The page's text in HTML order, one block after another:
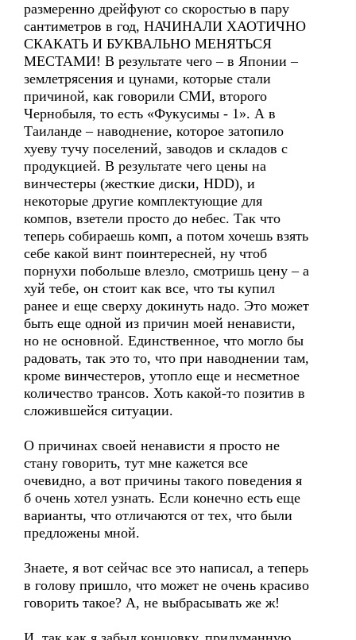
размеренно дрейфуют со скоростью в пару
сантиметров в год, НАЧИНАЛИ ХАОТИЧНО
СКАКАТЬ И БУКВАЛЬНО МЕНЯТЬСЯ
МЕСТАМИ! В результате чего – в Японии –
землетрясения и цунами, которые стали
причиной, как говорили СМИ, второго
Чернобыля, то есть «Фукусимы - 1». А в
Таиланде – наводнение, которое затопило
хуеву тучу поселений, заводов и складов с
продукцией. В результате чего цены на
винчестеры (жесткие диски, HDD), и
некоторые другие комплектующие для
компов, взетели просто до небес. Так что
теперь собираешь комп, а потом хочешь взять
себе какой винт поинтересней, ну чтоб
порнухи побольше влезло, смотришь цену – а
хуй тебе, он стоит как все, что ты купил
ранее и еще сверху докинуть надо. Это может
быть еще одной из причин моей ненависти,
но не основной. Единственное, что могло бы
радовать, так это то, что при наводнении там,
кроме винчестеров, утопло еще и несметное
количество трансов. Хоть какой-то позитив в
сложившейся ситуации.
О причинах своей ненависти я просто не
стану говорить, тут мне кажется все
очевидно, а вот причины такого поведения я
б очень хотел узнать. Если конечно есть еще
варианты, что отличаются от тех, что были
предложены мной.
Знаете, я вот сейчас все это написал, а теперь
в голову пришло, что может не очень красиво
говорить такое? А, не выбрасывать же ж!